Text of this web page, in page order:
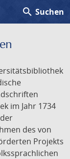
search Suchen
im Jahr 1734
des von
Projekts